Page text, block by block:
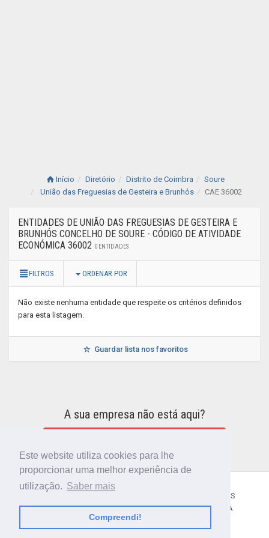
Este website utiliza cookies para lhe
proporcionar uma melhor experiência de
utilização. Saber mais
Compreendi!
Início Diretório Distrito de Coimbra
Soure
União das Freguesias de Gesteira e Brunhós
CAE 36002
ENTIDADES DE UNIÃO DAS FREGUESIAS DE GESTEIRA E
BRUNHÓS CONCELHO DE SOURE - CÓDIGO DE ATIVIDADE
ECONÓMICA 36002 0 ENTIDADES
FILTROS ORDENAR POR
Não existe nenhuma entidade que respeite os critérios definidos
para esta listagem.
Guardar lista nos favoritos
A sua empresa não está aqui?
TERMOS E CONDIÇÕES
POLÍTICA DE PRIVACIDADE
CONTACTOS AJUDA